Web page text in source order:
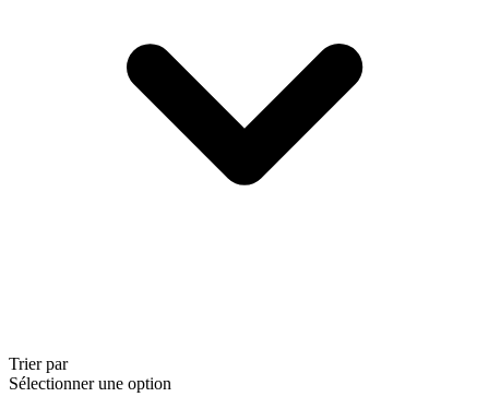
Trier par
Sélectionner une option